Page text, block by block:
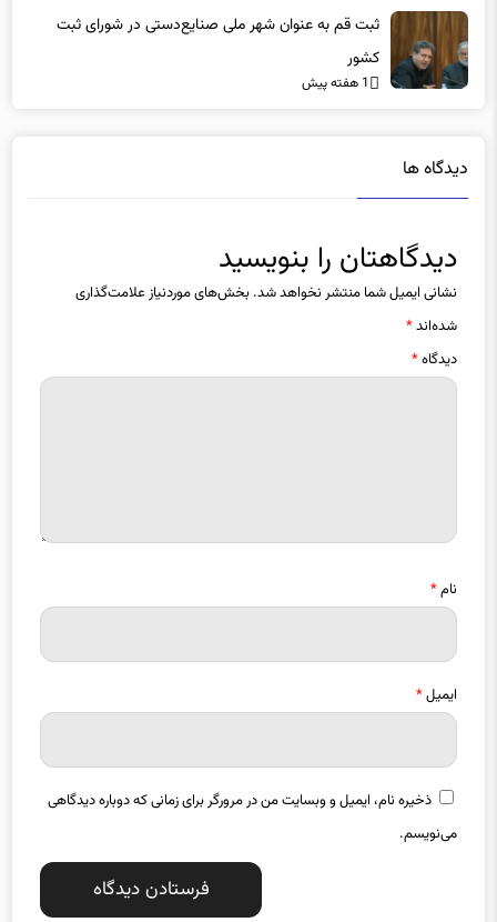
ثبت قم به عنوان شهر ملی صنایع‌دستی در شورای ثبت
کشور
1 هفته پیش
دیدگاه ها
دیدگاهتان را بنویسید
نشانی ایمیل شما منتشر نخواهد شد. بخش‌های موردنیاز علامت‌گذاری
شده‌اند*
دیدگاه*
نام*
ایمیل*
ذخیره نام، ایمیل و وبسایت من در مرورگر برای زمانی که دوباره دیدگاهی
می‌نویسم.